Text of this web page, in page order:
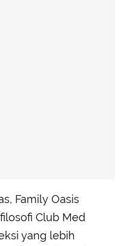
Family Oasis
Club Med
yang lebih